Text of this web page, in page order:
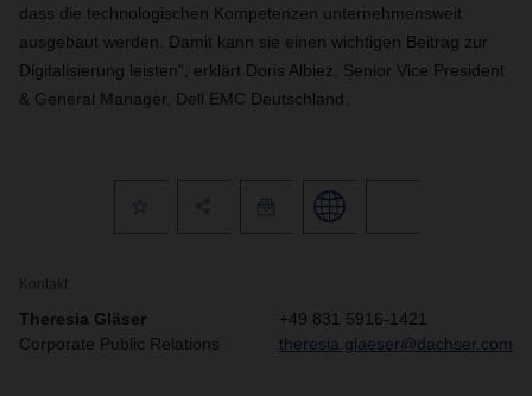
dass die technologischen Kompetenzen unternehmensweit
ausgebaut werden. Damit kann sie einen wichtigen Beitrag zur
Digitalisierung leisten“, erklärt Doris Albiez, Senior Vice President
& General Manager, Dell EMC Deutschland.
Kontakt
Theresia Gläser
Corporate Public Relations
+49 831 5916-1421
theresia.glaeser@dachser.com